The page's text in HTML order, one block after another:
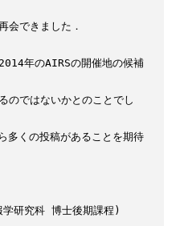
会できました．
年のAIRSの開催地の候補
のではないかとのことでし
多くの投稿があることを期待
研究科 博士後期課程)